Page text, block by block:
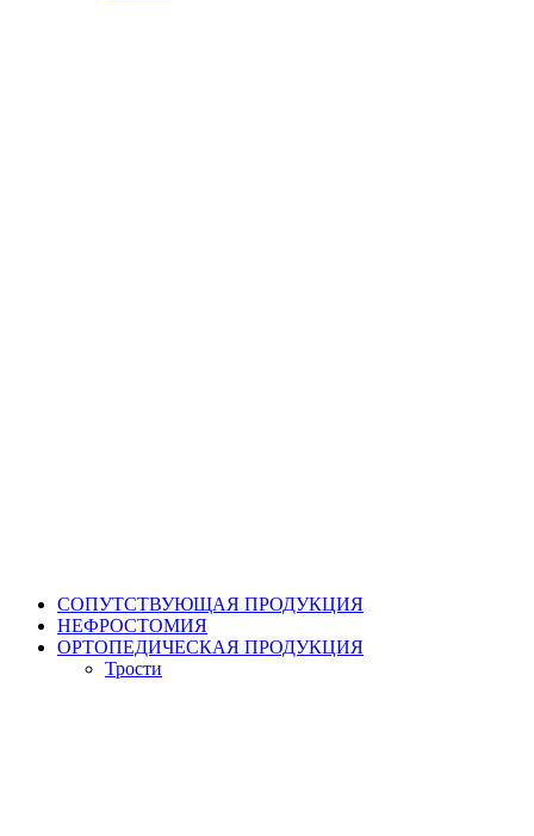
СОПУТСТВУЮЩАЯ ПРОДУКЦИЯ
НЕФРОСТОМИЯ
ОРТОПЕДИЧЕСКАЯ ПРОДУКЦИЯ
Трости